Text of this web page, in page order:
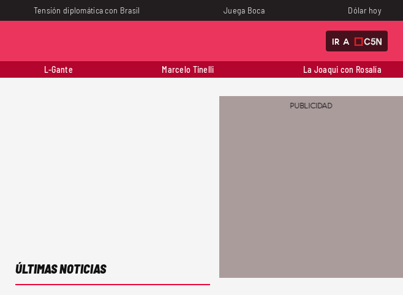
Tensión diplomática con Brasil Juega Boca Dólar hoy
IR A
L-Gante Marcelo Tinelli La Joaqui con Rosalía
ÚLTIMAS NOTICIAS